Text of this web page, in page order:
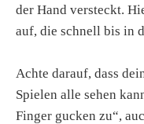
der Hand versteckt.
auf, die schnell bis in
Achte darauf, dass
Spielen alle sehen
Finger gucken zu“,